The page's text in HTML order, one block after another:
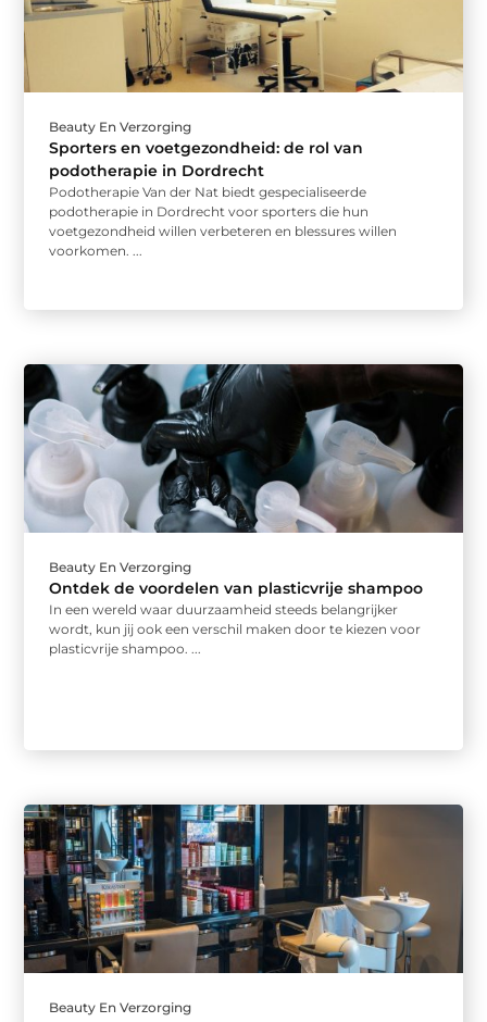
Beauty En Verzorging
Sporters en voetgezondheid: de rol van
podotherapie in Dordrecht
Podotherapie Van der Nat biedt gespecialiseerde
podotherapie in Dordrecht voor sporters die hun
voetgezondheid willen verbeteren en blessures willen
voorkomen. ...
Beauty En Verzorging
Ontdek de voordelen van plasticvrije shampoo
In een wereld waar duurzaamheid steeds belangrijker
wordt, kun jij ook een verschil maken door te kiezen voor
plasticvrije shampoo. ...
Beauty En Verzorging